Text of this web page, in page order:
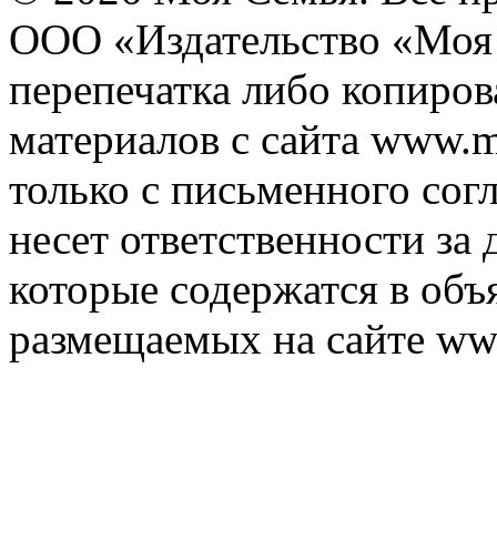
ООО «Издательство
перепечатка либо
материалов с сайта
только с письменного
несет ответственности
которые содержатся в
размещаемых на сайте